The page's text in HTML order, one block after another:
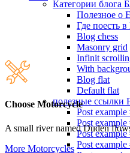
Категории блога
Полезное о
Где поесть
Blog chess
Masonry grid
Infinit
With
Blog flat
Default flat
полезные ссылки
Post example
Post example
Post example
Post example
Choose Motorcycle
A small river named Duden
More Motorcycles